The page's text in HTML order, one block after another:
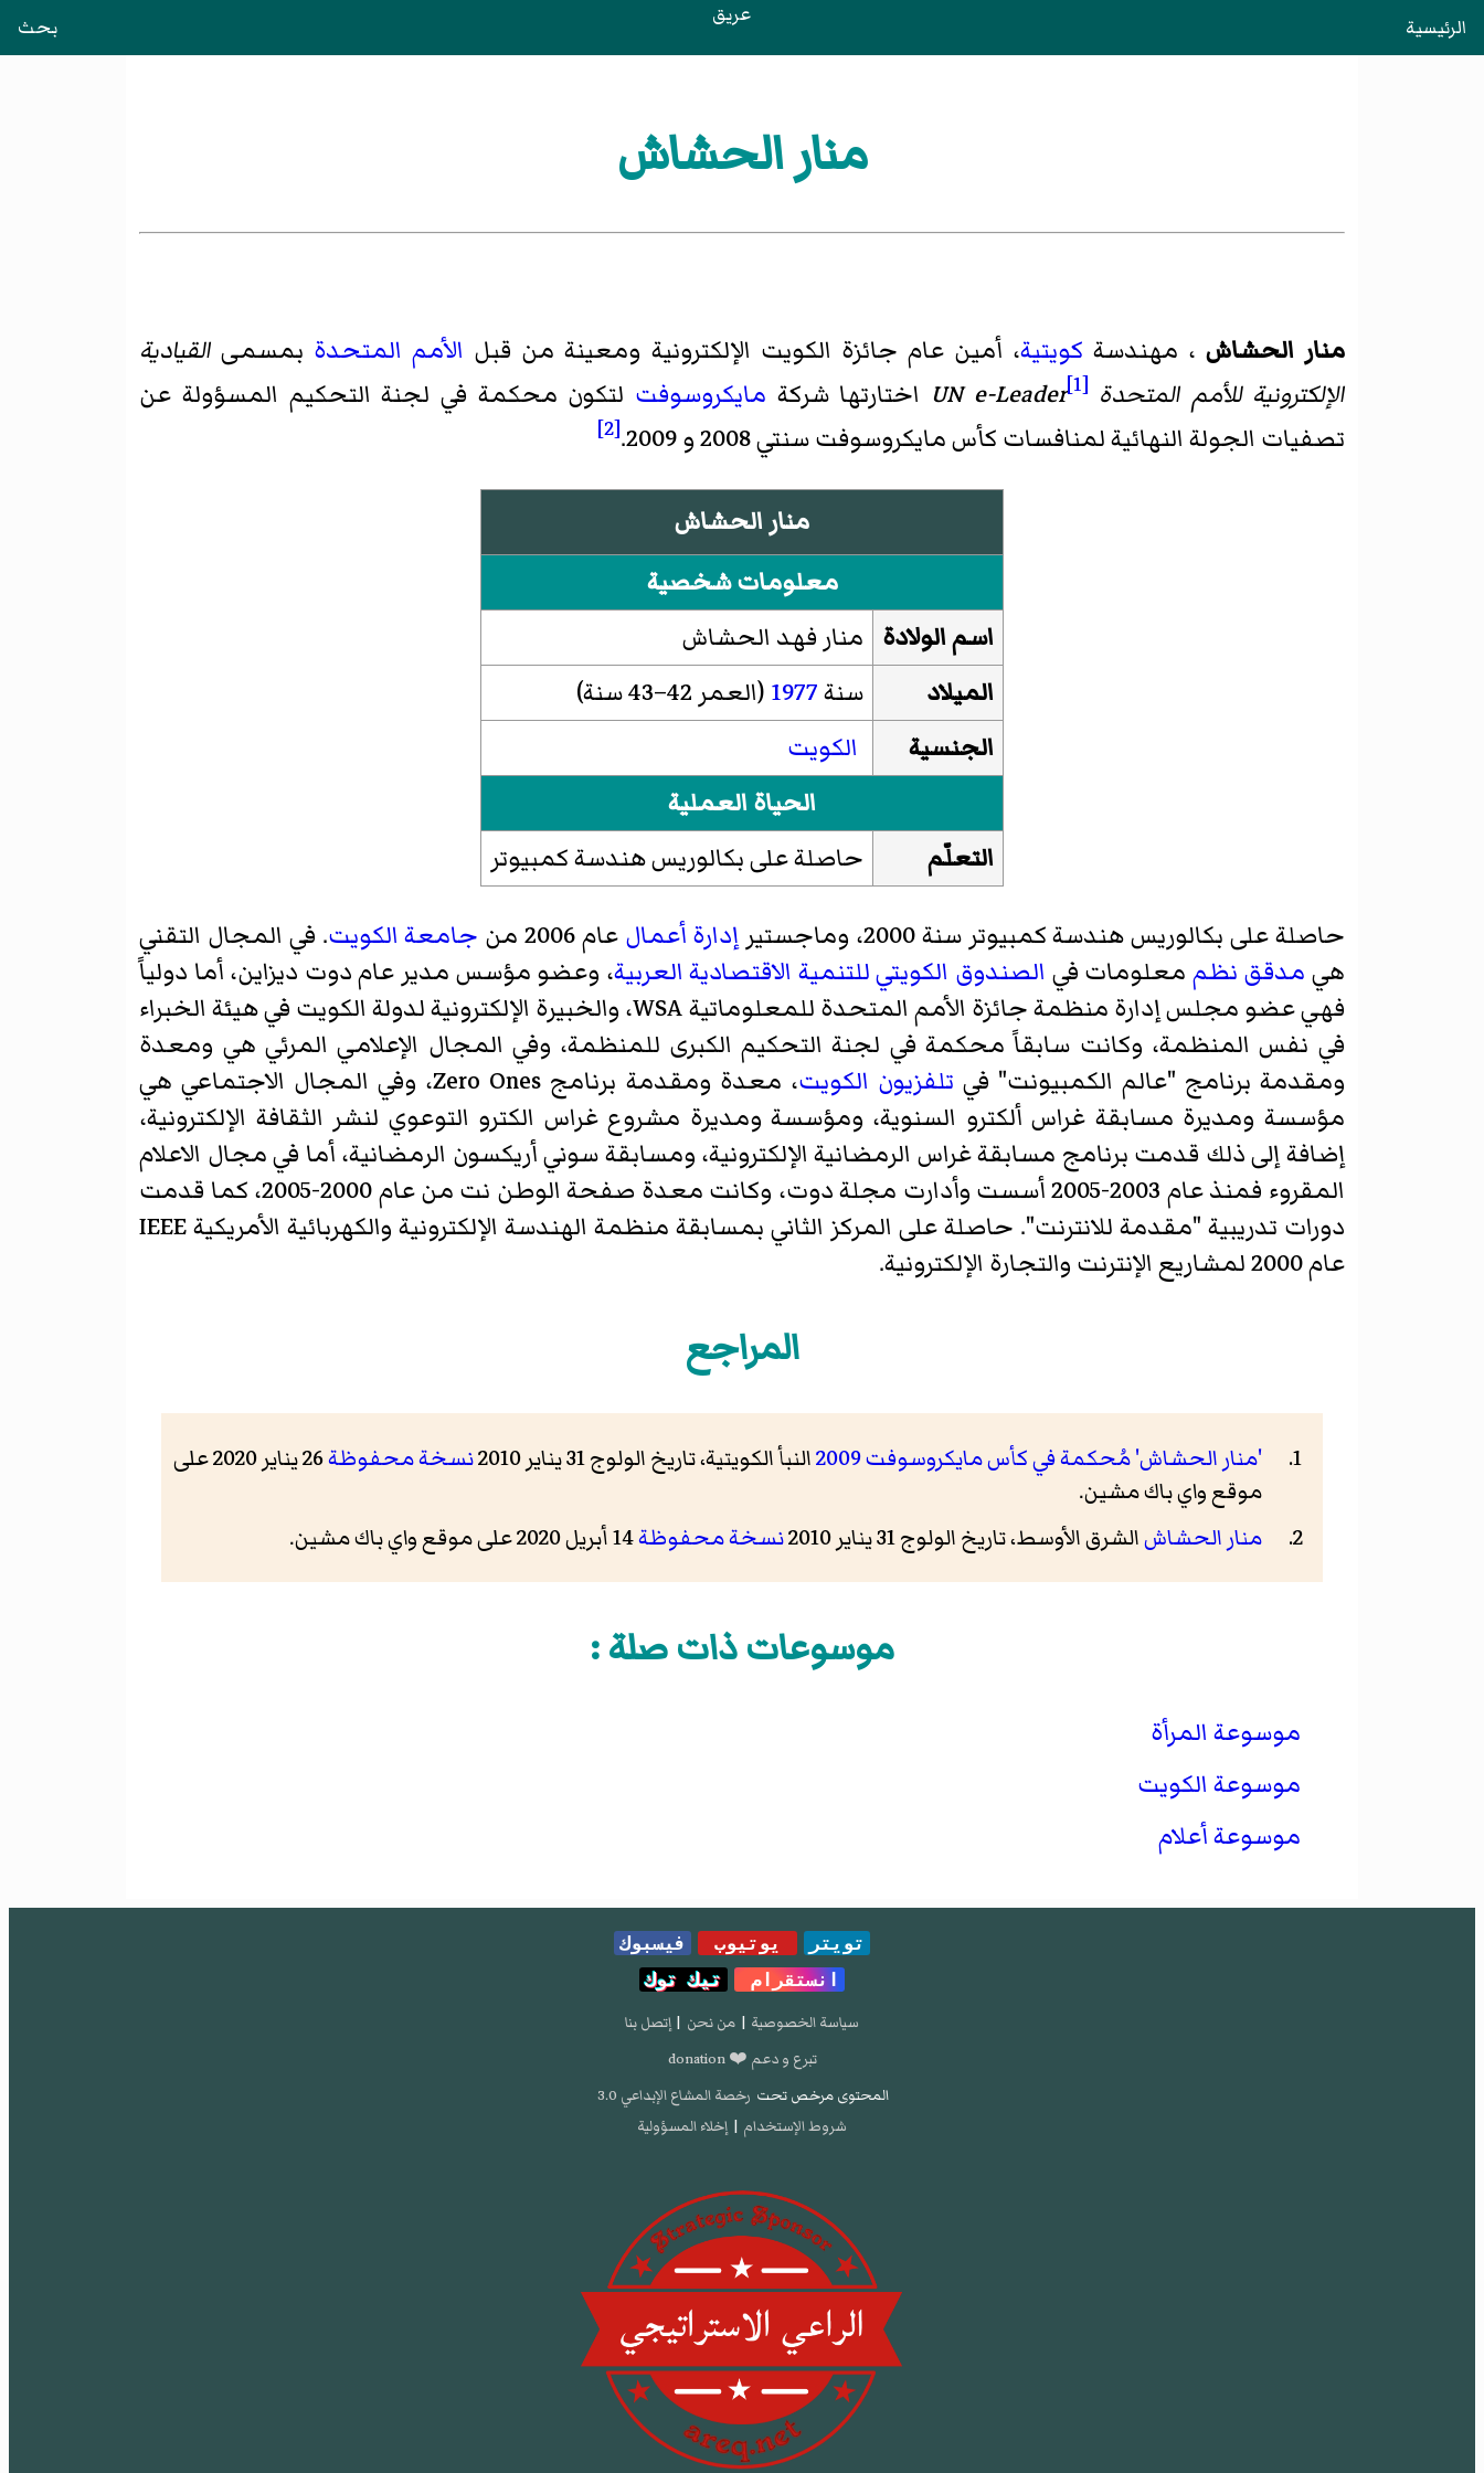
الرئيسية عريق بحث
منار الحشاش
منار الحشاش ، مهندسة كويتية، أمين عام جائزة الكويت الإلكترونية ومعينة من قبل الأمم المتحدة بمسمى القيادية
الإلكترونية للأمم المتحدة
UN e-Leader[1] اختارتها شركة مايكروسوفت لتكون محكمة في لجنة التحكيم المسؤولة عن
تصفيات الجولة النهائية لمنافسات كأس مايكروسوفت سنتي 2008 و 2009.
[2]
منار الحشاش
معلومات شخصية
اسم الولادة منار فهد الحشاش
الميلاد
سنة1977 (العمر 42–43 سنة)
الجنسية
الكويت
الحياة العملية
التعلّم
حاصلة على بكالوريسهندسة كمبيوتر
حاصلة على بكالوريسهندسة كمبيوتر سنة 2000، وماجستير إدارة أعمال عام 2006 من جامعة الكويت. في المجال التقني
هي مدقق نظم معلومات في الصندوق الكويتي للتنمية الاقتصادية العربية، وعضو مؤسس مدير عام دوت ديزاين، أما دولياً
فهي عضو مجلس إدارة منظمة جائزة الأمم المتحدة للمعلوماتية WSA، والخبيرة الإلكترونية لدولة الكويت في هيئة الخبراء
في نفس المنظمة، وكانت سابقاً محكمة في لجنة التحكيم الكبرى للمنظمة، وفي المجال الإعلامي المرئي هي ومعدة
ومقدمة برنامج "عالم الكمبيونت" في تلفزيون الكويت
، معدة ومقدمة برنامج Zero Ones، وفي المجال الاجتماعي هي
مؤسسة ومديرة مسابقة غراس ألكترو السنوية، ومؤسسة ومديرة مشروع غراس الكترو التوعوي لنشر الثقافة الإلكترونية،
إضافة إلى ذلك قدمت برنامج مسابقة غراس الرمضانية الإلكترونية، ومسابقة سوني أريكسون الرمضانية، أما في مجال الاعلام
المقروء فمنذ عام 2003-2005 أسست وأدارت مجلة دوت، وكانت معدة صفحة الوطن نت من عام 2000-2005، كما قدمت
دورات تدريبية "مقدمة للانترنت". حاصلة على المركز الثاني بمسابقة منظمة الهندسة الإلكترونية والكهربائية الأمريكية IEEE
عام 2000 لمشاريع الإنترنت والتجارة الإلكترونية.
المراجع
'منار الحشاش' مُحكمة في كأس مايكروسوفت 2009 النبأ الكويتية، تاريخ الولوج 31 يناير 2010 نسخة محفوظة
26 يناير 2020 على
موقع واي باك مشين.
منار الحشاشالشرق الأوسط، تاريخ الولوج 31 يناير 2010 نسخة محفوظة14 أبريل 2020 على موقع واي باك مشين.
موسوعات ذات صلة :
موسوعة المرأة
موسوعة الكويت
موسوعة أعلام
تويتر يوتيوب
فيسبوك
انستقرام
تيك توك
سياسة الخصوصية | من نحن | إتصل بنا
تبرع و دعم ❤️ donation
المحتوى مرخص تحت رخصة المشاع الإبداعي 3.0
شروط الإستخدام | إخلاء المسؤولية